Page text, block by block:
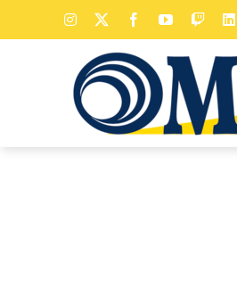
Instagram FacebookYouTube
Twitch